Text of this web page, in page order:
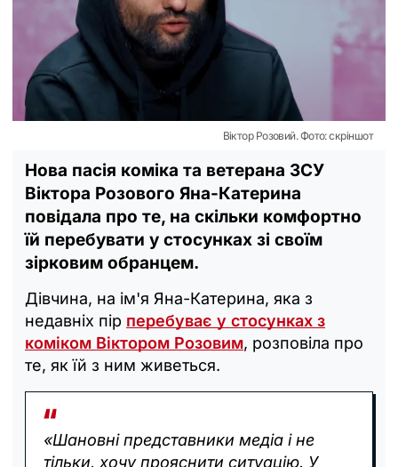
Віктор Розовий. Фото: скріншот
Нова пасія коміка та ветерана ЗСУ
Віктора Розового Яна-Катерина
повідала про те, на скільки комфортно
їй перебувати у стосунках зі своїм
зірковим обранцем.
Дівчина, на ім'я Яна-Катерина, яка з
недавніх пір перебуває у стосунках з
коміком Віктором Розовим, розповіла про
те, як їй з ним живеться.
«Шановні представники медіа і не
тільки, хочу прояснити ситуацію. У